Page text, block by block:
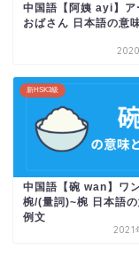
中国語【阿姨 ayi】ア
おばさん 日本語の意
新HSK3級
中国語【碗 wan】ワ
椀/(量詞)~椀 日本語の
例文
2021